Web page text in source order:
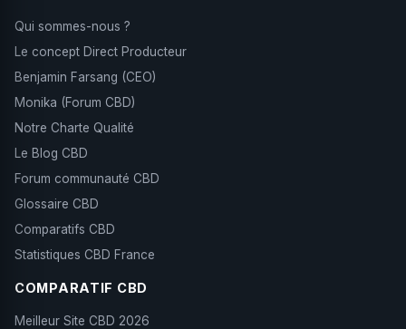
Qui sommes-nous ?
Le concept Direct Producteur
Benjamin Farsang (CEO)
Monika (Forum CBD)
Notre Charte Qualité
Le Blog CBD
Forum communauté CBD
Glossaire CBD
Comparatifs CBD
Statistiques CBD France
COMPARATIF CBD
Meilleur Site CBD 2026